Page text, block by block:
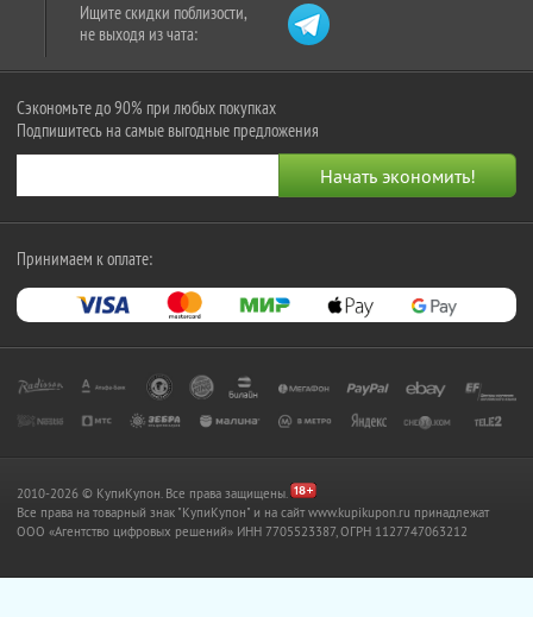
Ищите скидки поблизости,
не выходя из чата:
Сэкономьте до 90% при любых покупках
Подпишитесь на самые выгодные предложения
Принимаем к оплате:
2010-2026 © КупиКупон. Все права защищены.
Все права на товарный знак "КупиКупон" и на сайт www.kupikupon.ru принадлежат
OOO «Агентство цифровых решений» ИНН 7705523387, ОГРН 1127747063212